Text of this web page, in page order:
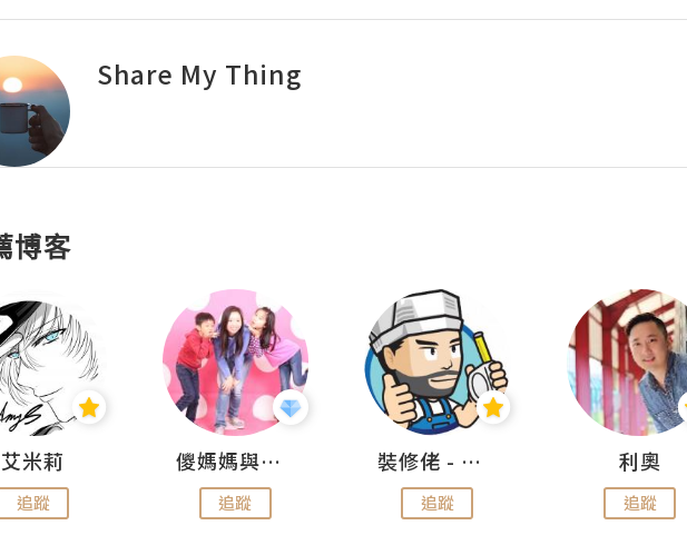
Share My Thing
博客
艾米莉
追蹤
儍媽媽與兩隻小魔怪之家
追蹤
裝修佬 - 香港一站式網上裝修平台
追蹤
利奧
追蹤